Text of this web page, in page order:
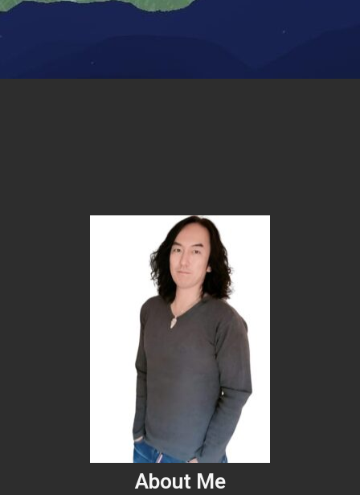
About Me